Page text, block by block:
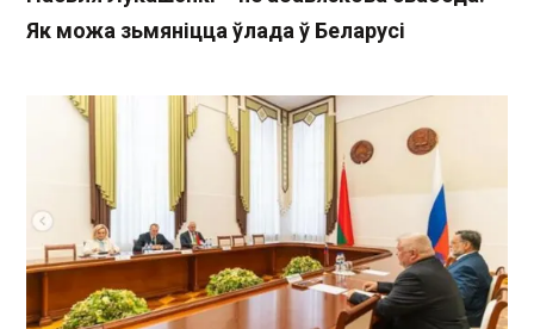
Як можа зьмяніцца ўлада ў Беларусі